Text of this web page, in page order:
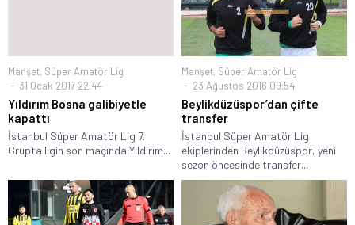
Manşet, Süper Amatör Lig
31 Ocak 2017 22:44
Yıldırım Bosna galibiyetle
kapattı
İstanbul Süper Amatör Lig 7.
Grupta ligin son maçında Yıldırım...
Manşet, Süper Amatör Lig
23 Ağustos 2016 09:54
Beylikdüzüspor’dan çifte
transfer
İstanbul Süper Amatör Lig
ekiplerinden Beylikdüzüspor, yeni
sezon öncesinde transfer...